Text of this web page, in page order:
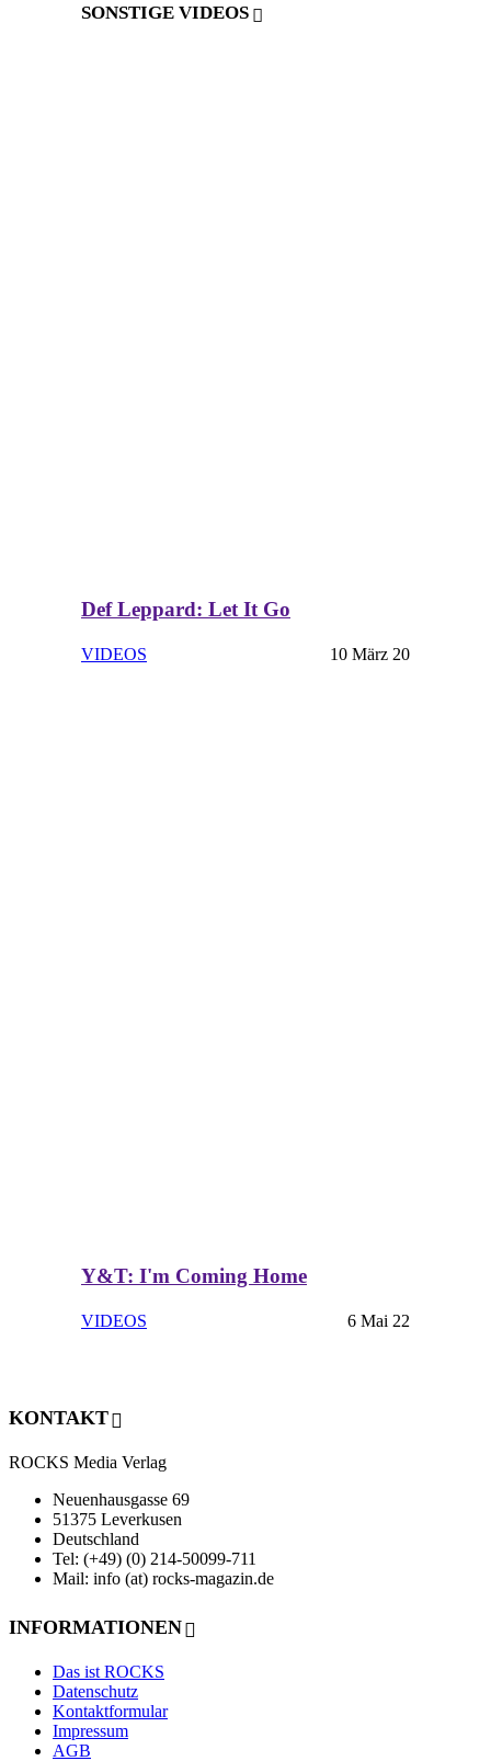
SONSTIGE VIDEOS
Def Leppard: Let It Go
VIDEOS 10 März 20
Y&T: I'm Coming Home
VIDEOS 6 Mai 22
KONTAKT
ROCKS Media Verlag
Neuenhausgasse 69
51375 Leverkusen
Deutschland
Tel: (+49) (0) 214-50099-711
Mail: info (at) rocks-magazin.de
INFORMATIONEN
Das ist ROCKS
Datenschutz
Kontaktformular
Impressum
AGB